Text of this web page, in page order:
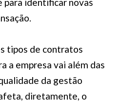
tipos de contratos
a empresa vai além das
da gestão
diretamente, o